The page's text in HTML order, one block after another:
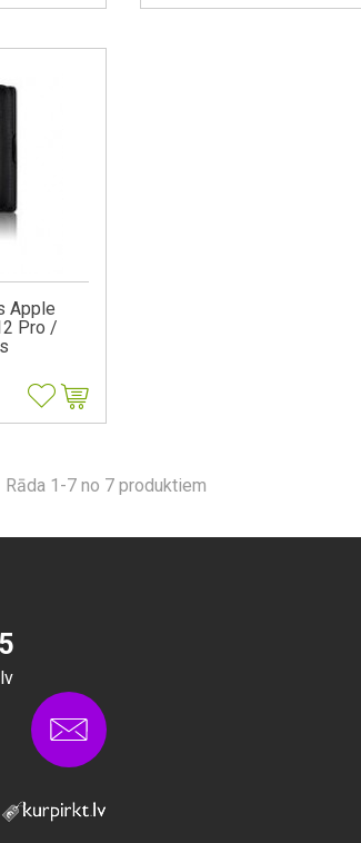
Apple
Pro /
Rāda 1-7 no 7 produktiem